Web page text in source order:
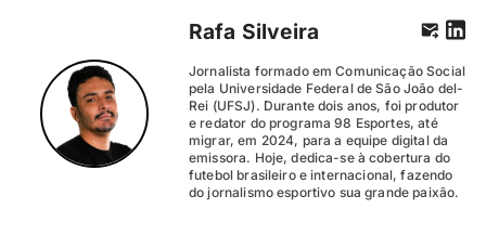
Rafa Silveira
Jornalista formado em Comunicação Social
pela Universidade Federal de São João del-
Rei (UFSJ). Durante dois anos, foi produtor
e redator do programa 98 Esportes, até
migrar, em 2024, para a equipe digital da
emissora. Hoje, dedica-se à cobertura do
futebol brasileiro e internacional, fazendo
do jornalismo esportivo sua grande paixão.